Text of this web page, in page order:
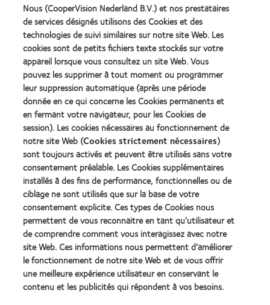
Learn
more
about
Récompense
Silmo
d’Or
du
meilleur
produit
pour
MyDay™
(2013)
Learn
more
about
Contact
Lens
Product
of
the
Year
(2013)
Learn
more
about
2012
&
2010
Best
Companies
for
Leaders
(2012)
Learn
more
about
2011
Best
Factory
Awards
(2011)
Learn
more
about
ODMA
2011
(2011)
Learn
more
about
2012
REBRAND
100®
Global
Award
(2012)
Nos produits
Nous (CooperVision Nederland B.V.) et nos prestataires
de services désignés utilisons des Cookies et des
technologies de suivi similaires sur notre site Web. Les
cookies sont de petits fichiers texte stockés sur votre
appareil lorsque vous consultez un site Web. Vous
pouvez les supprimer à tout moment ou programmer
leur suppression automatique (après une période
donnée en ce qui concerne les Cookies permanents et
en fermant votre navigateur, pour les Cookies de
session). Les cookies nécessaires au fonctionnement de
notre site Web (Cookies strictement nécessaires)
sont toujours activés et peuvent être utilisés sans votre
consentement préalable. Les Cookies supplémentaires
installés à des fins de performance, fonctionnelles ou de
ciblage ne sont utilisés que sur la base de votre
consentement explicite. Ces types de Cookies nous
permettent de vous reconnaitre en tant qu’utilisateur et
de comprendre comment vous interagissez avec notre
site Web. Ces informations nous permettent d’améliorer
le fonctionnement de notre site Web et de vous offrir
une meilleure expérience utilisateur en conservant le
contenu et les publicités qui répondent à vos besoins.